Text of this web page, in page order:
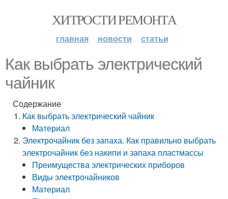
ХИТРОСТИ РЕМОНТА
главная новости статьи
Как выбрать электрический
чайник
Содержание
Как выбрать электрический чайник
Материал
Электрочайник без запаха. Как правильно выбрать
электрочайник без накипи и запаха пластмассы
Преимущества электрических приборов
Виды электрочайников
Материал